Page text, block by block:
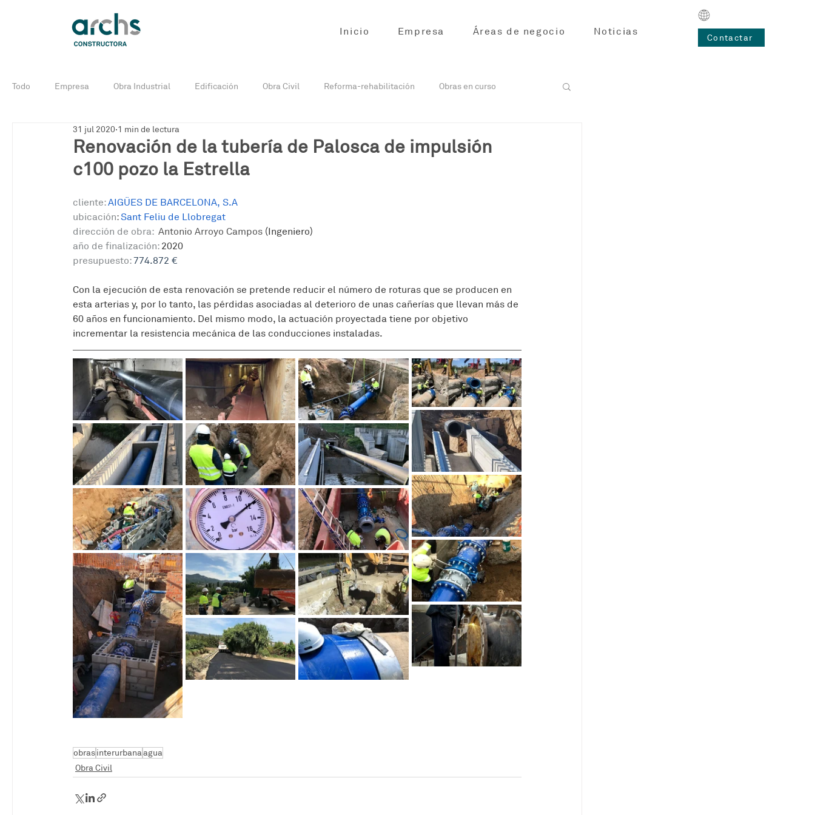
Inicio Empresa Áreas de negocio Noticias Contactar
Todo Empresa Obra Industrial Edificación Obra Civil Reforma-rehabilitación Obras en curso
Obra industrial en curso
Renovación de la tubería de Palosca de impulsión
c100 pozo la Estrella
31 jul 2020 1 min de lectura
cliente:AIGÜES DE BARCELONA, S.A
ubicación: Sant Feliu de Llobregat
dirección de obra: Antonio Arroyo Campos (Ingeniero)
año de finalización: 2020
presupuesto:774.872 €
Con la ejecución de esta renovación se pretende reducir el número de roturas que se producen en
esta arterias y, por lo tanto, las pérdidas asociadas al deterioro de unas cañerías que llevan más de
60 años en funcionamiento. Del mismo modo, la actuación proyectada tiene por objetivo
incrementar la resistencia mecánica de las conducciones instaladas.
obrasinterurbanaagua
Obra Civil